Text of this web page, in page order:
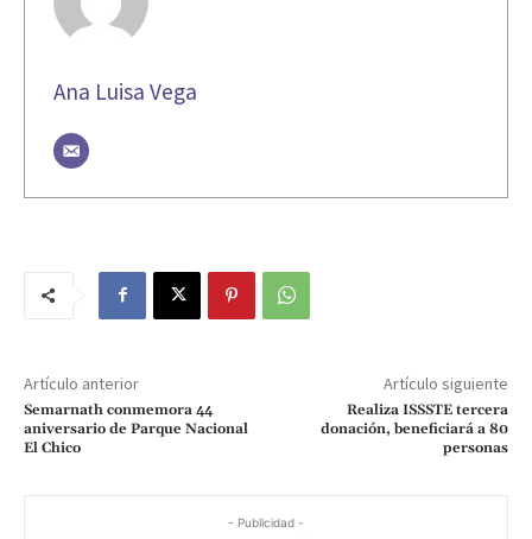
Ana Luisa Vega
Artículo anterior
Semarnath conmemora 44
aniversario de Parque Nacional
El Chico
Artículo siguiente
Realiza ISSSTE tercera
donación, beneficiará a 80
personas
- Publicidad -